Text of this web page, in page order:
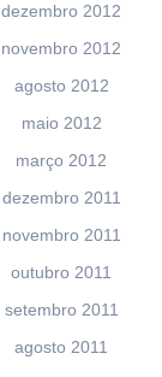
dezembro 2012
novembro 2012
agosto 2012
maio 2012
março 2012
dezembro 2011
novembro 2011
outubro 2011
setembro 2011
agosto 2011